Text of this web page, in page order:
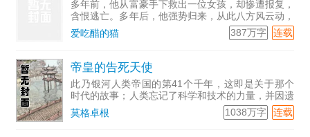
多年前，他从富豪手下救出一位女孩，却惨遭报复，
含恨逃亡。多年后，他强势归来，从此八方风云动，
天下英豪拜服！
爱吃醋的猫 连载
387万字
帝皇的告死天使
此乃银河人类帝国的第41个千年，这即是关于那个
时代的故事；人类忘记了科学和技术的力量，并因遗
忘得太多而永远无法重拾它们。人类也忘记了进步与
理解的诺言，因为这残酷而黑暗的未来只有战争。群
莫格卓根 连载
1038万字